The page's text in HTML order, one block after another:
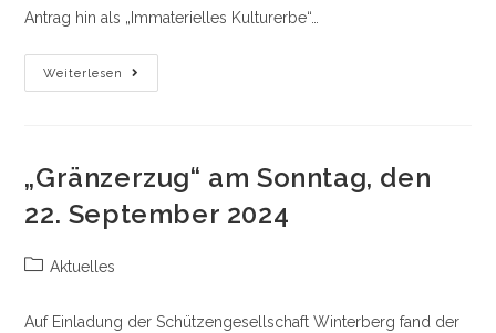
Antrag hin als „Immaterielles Kulturerbe“…
Weiterlesen
Geheimsprache
Der
Kulturerbe“
Anerkannt
„Gränzerzug“ am Sonntag, den
22. September 2024
Beitrags-
Aktuelles
Auf Einladung der Schützengesellschaft Winterberg fand der